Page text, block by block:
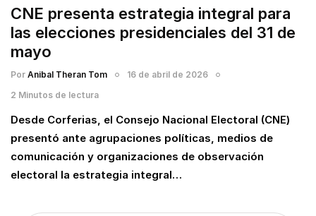
CNE presenta estrategia integral para
las elecciones presidenciales del 31 de
mayo
Por Anibal Theran Tom
16 de abril de 2026
2 Minutos de lectura
Desde Corferias, el Consejo Nacional Electoral (CNE)
presentó ante agrupaciones políticas, medios de
comunicación y organizaciones de observación
electoral la estrategia integral…